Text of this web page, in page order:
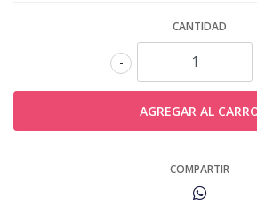
CANTIDAD
-
COMPARTIR